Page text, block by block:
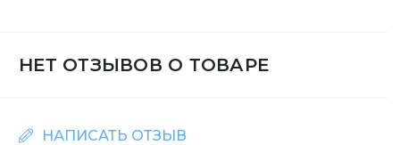
НЕТ ОТЗЫВОВ О ТОВАРЕ
НАПИСАТЬ ОТЗЫВ